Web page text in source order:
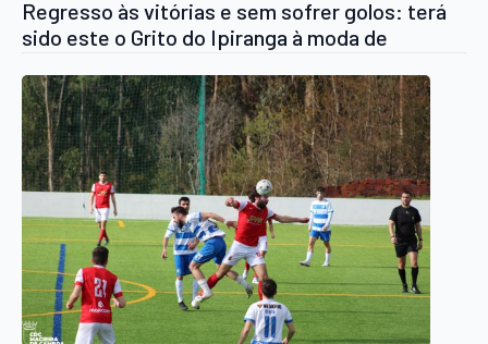
Regresso às vitórias e sem sofrer golos: terá
sido este o Grito do Ipiranga à moda de